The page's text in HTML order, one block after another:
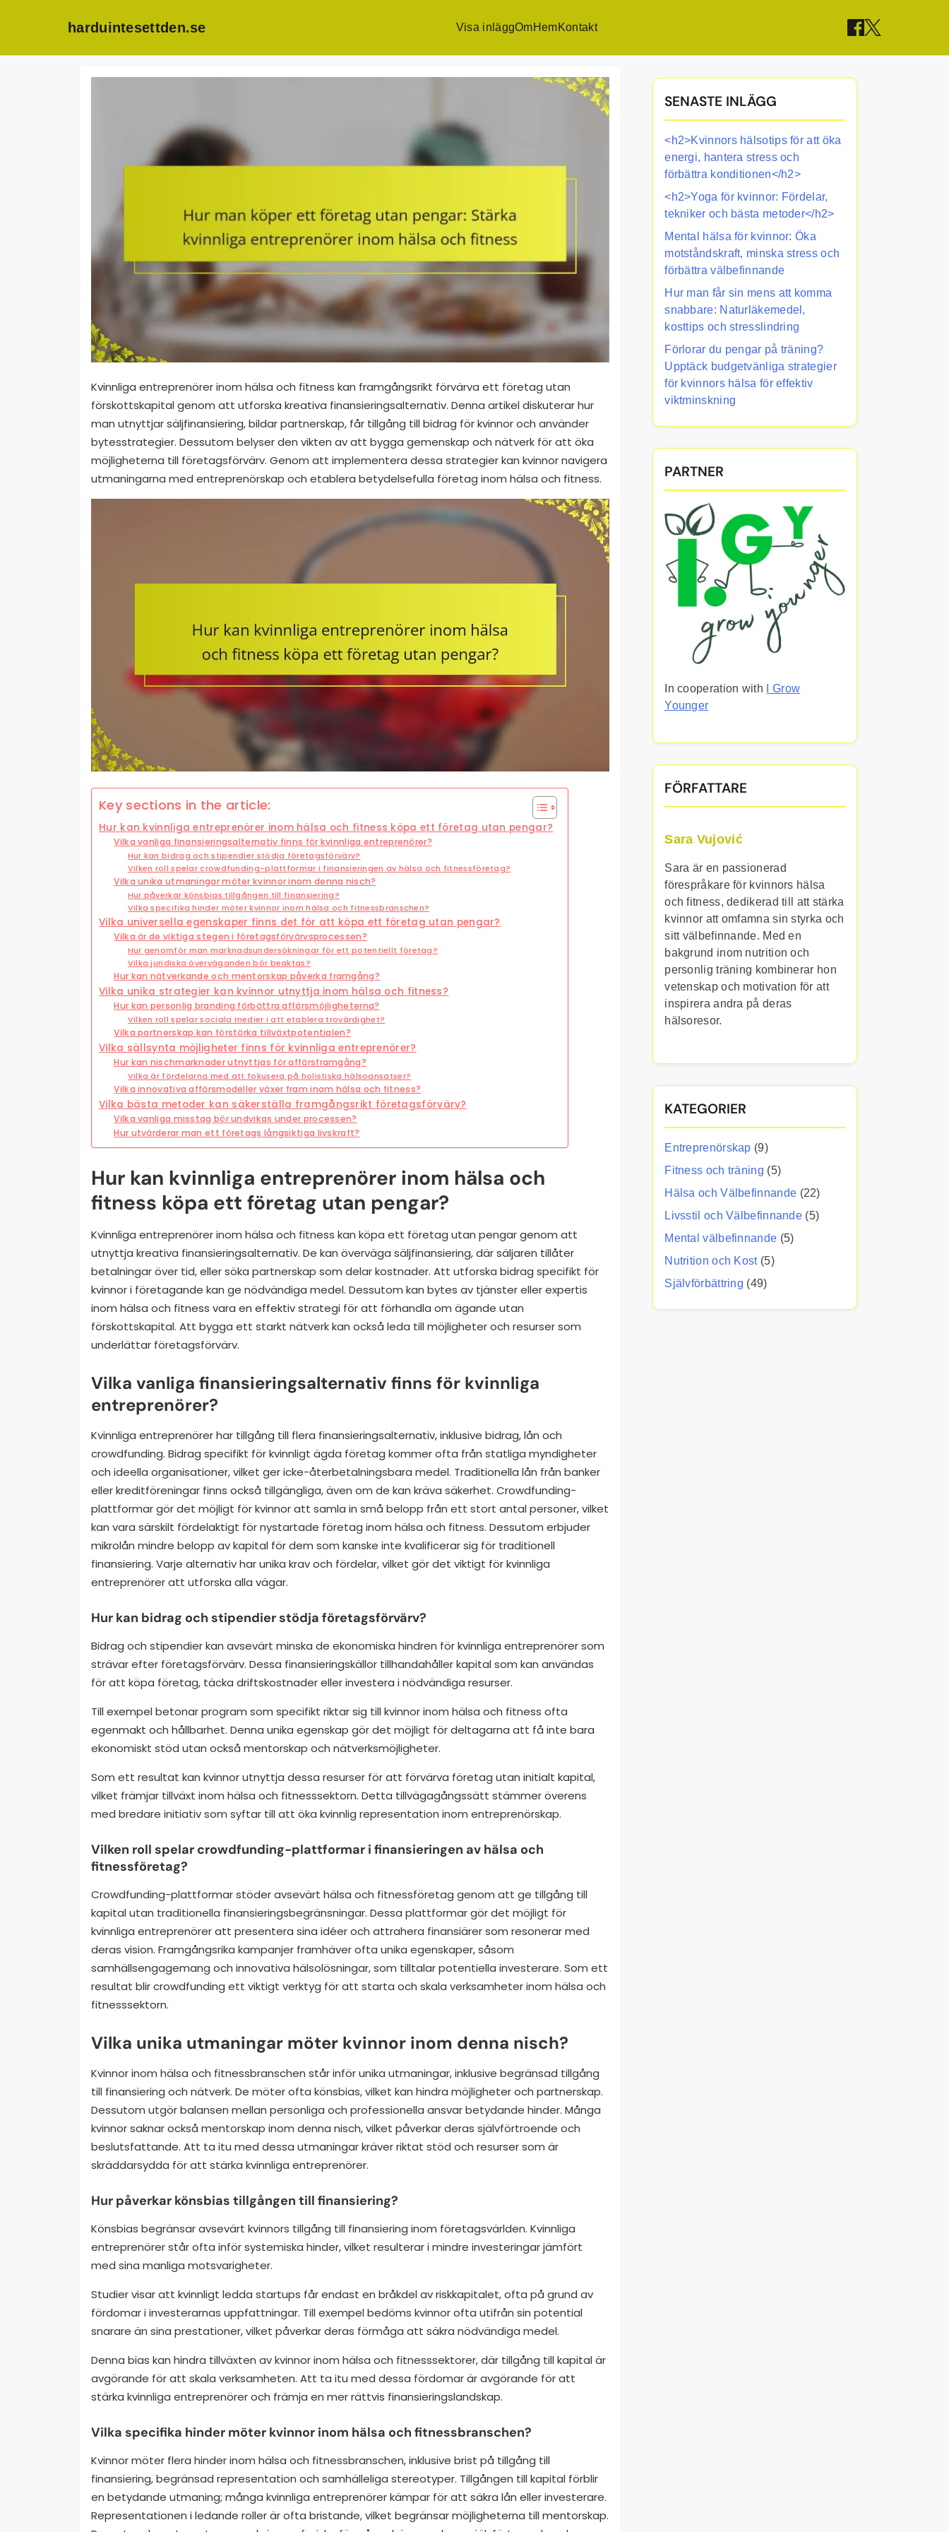
harduintesettden.se Visa inläggOmHemKontakt
Kvinnliga entreprenörer inom hälsa och fitness kan framgångsrikt förvärva ett företag utan
förskottskapital genom att utforska kreativa finansieringsalternativ. Denna artikel diskuterar hur
man utnyttjar säljfinansiering, bildar partnerskap, får tillgång till bidrag för kvinnor och använder
bytesstrategier. Dessutom belyser den vikten av att bygga gemenskap och nätverk för att öka
möjligheterna till företagsförvärv. Genom att implementera dessa strategier kan kvinnor navigera
utmaningarna med entreprenörskap och etablera betydelsefulla företag inom hälsa och fitness.
Key sections in the article:
Hur kan kvinnliga entreprenörer inom hälsa och fitness köpa ett företag utan pengar?
Vilka vanliga finansieringsalternativ finns för kvinnliga entreprenörer?
Hur kan bidrag och stipendier stödja företagsförvärv?
Vilken roll spelar crowdfunding-plattformar i finansieringen av hälsa och fitnessföretag?
Vilka unika utmaningar möter kvinnor inom denna nisch?
Hur påverkar könsbias tillgången till finansiering?
Vilka specifika hinder möter kvinnor inom hälsa och fitnessbranschen?
Vilka universella egenskaper finns det för att köpa ett företag utan pengar?
Vilka är de viktiga stegen i företagsförvärvsprocessen?
Hur genomför man marknadsundersökningar för ett potentiellt företag?
Vilka juridiska överväganden bör beaktas?
Hur kan nätverkande och mentorskap påverka framgång?
Vilka unika strategier kan kvinnor utnyttja inom hälsa och fitness?
Hur kan personlig branding förbättra affärsmöjligheterna?
Vilken roll spelar sociala medier i att etablera trovärdighet?
Vilka partnerskap kan förstärka tillväxtpotentialen?
Vilka sällsynta möjligheter finns för kvinnliga entreprenörer?
Hur kan nischmarknader utnyttjas för affärsframgång?
Vilka är fördelarna med att fokusera på holistiska hälsoansatser?
Vilka innovativa affärsmodeller växer fram inom hälsa och fitness?
Vilka bästa metoder kan säkerställa framgångsrikt företagsförvärv?
Vilka vanliga misstag bör undvikas under processen?
Hur utvärderar man ett företags långsiktiga livskraft?
Hur kan kvinnliga entreprenörer inom hälsa och
fitness köpa ett företag utan pengar?
Kvinnliga entreprenörer inom hälsa och fitness kan köpa ett företag utan pengar genom att
utnyttja kreativa finansieringsalternativ. De kan överväga säljfinansiering, där säljaren tillåter
betalningar över tid, eller söka partnerskap som delar kostnader. Att utforska bidrag specifikt för
kvinnor i företagande kan ge nödvändiga medel. Dessutom kan bytes av tjänster eller expertis
inom hälsa och fitness vara en effektiv strategi för att förhandla om ägande utan
förskottskapital. Att bygga ett starkt nätverk kan också leda till möjligheter och resurser som
underlättar företagsförvärv.
Vilka vanliga finansieringsalternativ finns för kvinnliga
entreprenörer?
Kvinnliga entreprenörer har tillgång till flera finansieringsalternativ, inklusive bidrag, lån och
crowdfunding. Bidrag specifikt för kvinnligt ägda företag kommer ofta från statliga myndigheter
och ideella organisationer, vilket ger icke-återbetalningsbara medel. Traditionella lån från banker
eller kreditföreningar finns också tillgängliga, även om de kan kräva säkerhet. Crowdfunding-
plattformar gör det möjligt för kvinnor att samla in små belopp från ett stort antal personer, vilket
kan vara särskilt fördelaktigt för nystartade företag inom hälsa och fitness. Dessutom erbjuder
mikrolån mindre belopp av kapital för dem som kanske inte kvalificerar sig för traditionell
finansiering. Varje alternativ har unika krav och fördelar, vilket gör det viktigt för kvinnliga
entreprenörer att utforska alla vägar.
Hur kan bidrag och stipendier stödja företagsförvärv?
Bidrag och stipendier kan avsevärt minska de ekonomiska hindren för kvinnliga entreprenörer som
strävar efter företagsförvärv. Dessa finansieringskällor tillhandahåller kapital som kan användas
för att köpa företag, täcka driftskostnader eller investera i nödvändiga resurser.
Till exempel betonar program som specifikt riktar sig till kvinnor inom hälsa och fitness ofta
egenmakt och hållbarhet. Denna unika egenskap gör det möjligt för deltagarna att få inte bara
ekonomiskt stöd utan också mentorskap och nätverksmöjligheter.
Som ett resultat kan kvinnor utnyttja dessa resurser för att förvärva företag utan initialt kapital,
vilket främjar tillväxt inom hälsa och fitnesssektorn. Detta tillvägagångssätt stämmer överens
med bredare initiativ som syftar till att öka kvinnlig representation inom entreprenörskap.
Vilken roll spelar crowdfunding-plattformar i finansieringen av hälsa och
fitnessföretag?
Crowdfunding-plattformar stöder avsevärt hälsa och fitnessföretag genom att ge tillgång till
kapital utan traditionella finansieringsbegränsningar. Dessa plattformar gör det möjligt för
kvinnliga entreprenörer att presentera sina idéer och attrahera finansiärer som resonerar med
deras vision. Framgångsrika kampanjer framhäver ofta unika egenskaper, såsom
samhällsengagemang och innovativa hälsolösningar, som tilltalar potentiella investerare. Som ett
resultat blir crowdfunding ett viktigt verktyg för att starta och skala verksamheter inom hälsa och
fitnesssektorn.
Vilka unika utmaningar möter kvinnor inom denna nisch?
Kvinnor inom hälsa och fitnessbranschen står inför unika utmaningar, inklusive begränsad tillgång
till finansiering och nätverk. De möter ofta könsbias, vilket kan hindra möjligheter och partnerskap.
Dessutom utgör balansen mellan personliga och professionella ansvar betydande hinder. Många
kvinnor saknar också mentorskap inom denna nisch, vilket påverkar deras självförtroende och
beslutsfattande. Att ta itu med dessa utmaningar kräver riktat stöd och resurser som är
skräddarsydda för att stärka kvinnliga entreprenörer.
Hur påverkar könsbias tillgången till finansiering?
Könsbias begränsar avsevärt kvinnors tillgång till finansiering inom företagsvärlden. Kvinnliga
entreprenörer står ofta inför systemiska hinder, vilket resulterar i mindre investeringar jämfört
med sina manliga motsvarigheter.
Studier visar att kvinnligt ledda startups får endast en bråkdel av riskkapitalet, ofta på grund av
fördomar i investerarnas uppfattningar. Till exempel bedöms kvinnor ofta utifrån sin potential
snarare än sina prestationer, vilket påverkar deras förmåga att säkra nödvändiga medel.
Denna bias kan hindra tillväxten av kvinnor inom hälsa och fitnesssektorer, där tillgång till kapital är
avgörande för att skala verksamheten. Att ta itu med dessa fördomar är avgörande för att
stärka kvinnliga entreprenörer och främja en mer rättvis finansieringslandskap.
Vilka specifika hinder möter kvinnor inom hälsa och fitnessbranschen?
Kvinnor möter flera hinder inom hälsa och fitnessbranschen, inklusive brist på tillgång till
finansiering, begränsad representation och samhälleliga stereotyper. Tillgången till kapital förblir
en betydande utmaning; många kvinnliga entreprenörer kämpar för att säkra lån eller investerare.
Representationen i ledande roller är ofta bristande, vilket begränsar möjligheterna till mentorskap.
SENASTE INLÄGG
<h2>Kvinnors hälsotips för att öka
energi, hantera stress och
förbättra konditionen</h2>
<h2>Yoga för kvinnor: Fördelar,
tekniker och bästa metoder</h2>
Mental hälsa för kvinnor: Öka
motståndskraft, minska stress och
förbättra välbefinnande
Hur man får sin mens att komma
snabbare: Naturläkemedel,
kosttips och stresslindring
Förlorar du pengar på träning?
Upptäck budgetvänliga strategier
för kvinnors hälsa för effektiv
viktminskning
PARTNER
In cooperation with
I Grow
Younger
FÖRFATTARE
Sara Vujović
Sara är en passionerad
förespråkare för kvinnors hälsa
och fitness, dedikerad till att stärka
kvinnor att omfamna sin styrka och
sitt välbefinnande. Med en
bakgrund inom nutrition och
personlig träning kombinerar hon
vetenskap och motivation för att
inspirera andra på deras
hälsoresor.
KATEGORIER
Entreprenörskap (9)
Fitness och träning (5)
Hälsa och Välbefinnande (22)
Livsstil och Välbefinnande (5)
Mental välbefinnande (5)
Nutrition och Kost(5)
Självförbättring (49)